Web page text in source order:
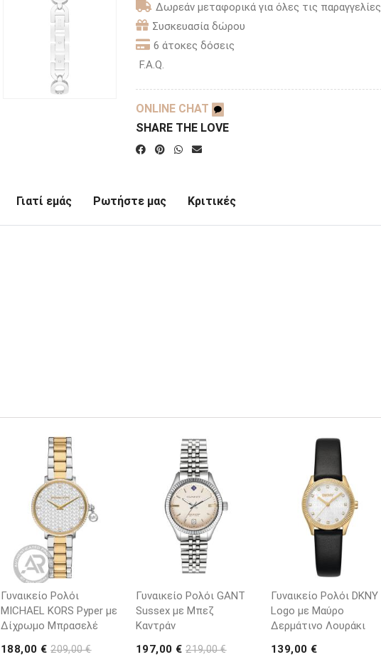
Δωρεάν μεταφορικά για όλες τις παραγγελίες
Συσκευασία δώρου
6 άτοκες δόσεις
F.A.Q.
ONLINE CHAT
SHARE THE LOVE
Γιατί εμάς Ρωτήστε μας Κριτικές
Γυναικείο Ρολόι
MICHAEL KORS Pyper με
Δίχρωμο Μπρασελέ
188,00 €209,00 €
Γυναικείο Ρολόι GANT
Sussex με Μπεζ
Καντράν
197,00 €219,00 €
Γυναικείο Ρολόι DKNY
Logo με Μαύρο
Δερμάτινο Λουράκι
139,00 €